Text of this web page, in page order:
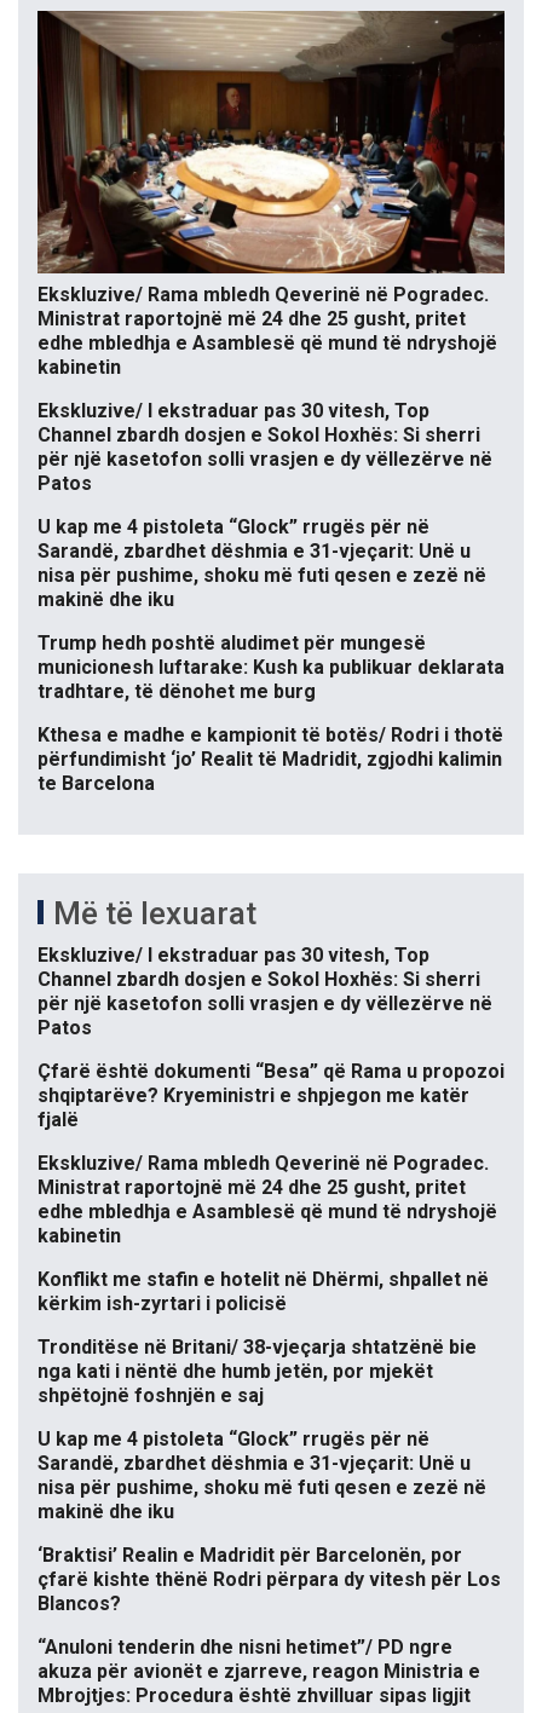
Ekskluzive/ Rama mbledh Qeverinë në Pogradec.
Ministrat raportojnë më 24 dhe 25 gusht, pritet
edhe mbledhja e Asamblesë që mund të ndryshojë
kabinetin
Ekskluzive/ I ekstraduar pas 30 vitesh, Top
Channel zbardh dosjen e Sokol Hoxhës: Si sherri
për një kasetofon solli vrasjen e dy vëllezërve në
Patos
U kap me 4 pistoleta “Glock” rrugës për në
Sarandë, zbardhet dëshmia e 31-vjeçarit: Unë u
nisa për pushime, shoku më futi qesen e zezë në
makinë dhe iku
Trump hedh poshtë aludimet për mungesë
municionesh luftarake: Kush ka publikuar deklarata
tradhtare, të dënohet me burg
Kthesa e madhe e kampionit të botës/ Rodri i thotë
përfundimisht ‘jo’ Realit të Madridit, zgjodhi kalimin
te Barcelona
Më të lexuarat
Ekskluzive/ I ekstraduar pas 30 vitesh, Top
Channel zbardh dosjen e Sokol Hoxhës: Si sherri
për një kasetofon solli vrasjen e dy vëllezërve në
Patos
Çfarë është dokumenti “Besa” që Rama u propozoi
shqiptarëve? Kryeministri e shpjegon me katër
fjalë
Ekskluzive/ Rama mbledh Qeverinë në Pogradec.
Ministrat raportojnë më 24 dhe 25 gusht, pritet
edhe mbledhja e Asamblesë që mund të ndryshojë
kabinetin
Konflikt me stafin e hotelit në Dhërmi, shpallet në
kërkim ish-zyrtari i policisë
Tronditëse në Britani/ 38-vjeçarja shtatzënë bie
nga kati i nëntë dhe humb jetën, por mjekët
shpëtojnë foshnjën e saj
U kap me 4 pistoleta “Glock” rrugës për në
Sarandë, zbardhet dëshmia e 31-vjeçarit: Unë u
nisa për pushime, shoku më futi qesen e zezë në
makinë dhe iku
‘Braktisi’ Realin e Madridit për Barcelonën, por
çfarë kishte thënë Rodri përpara dy vitesh për Los
Blancos?
“Anuloni tenderin dhe nisni hetimet”/ PD ngre
akuza për avionët e zjarreve, reagon Ministria e
Mbrojtjes: Procedura është zhvilluar sipas ligjit